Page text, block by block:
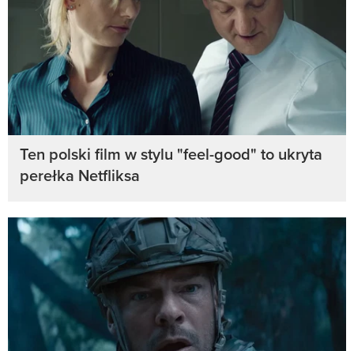
Ten polski film w stylu "feel-good" to ukryta
perełka Netfliksa